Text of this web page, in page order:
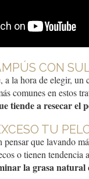
CON
a la hora de elegir,
comunes en estos
tiende a resecar el
TU
que lavando
o tienen tendencia
la grasa natural